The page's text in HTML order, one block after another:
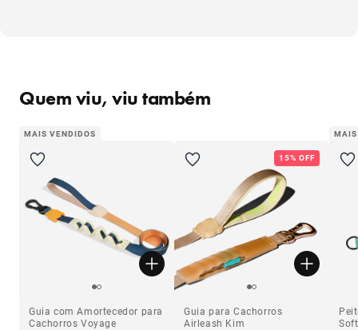
Quem viu, viu também
MAIS VENDIDOS
Guia com Amortecedor para
Cachorros Voyage
15% OFF
Guia para Cachorros
Airleash Kim